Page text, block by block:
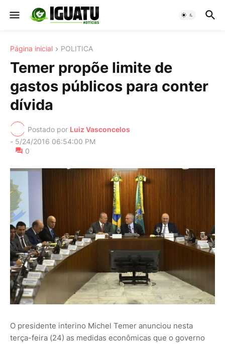
Página inicial POLITICA
Temer propõe limite de
gastos públicos para conter
dívida
Postado por Luiz Vasconcelos
- 5/24/2016 06:54:00 PM
0
O presidente interino Michel Temer anunciou nesta
terça-feira (24) as medidas econômicas que o governo